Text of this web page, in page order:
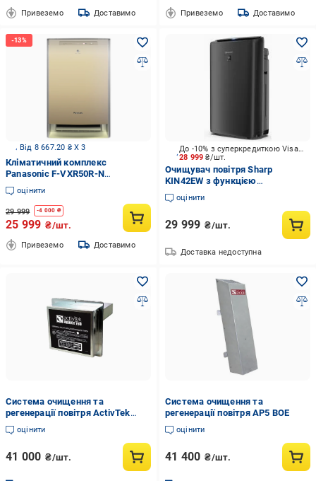
Привеземо Доставимо Привеземо Доставимо
Від 8 667.20 ₴ X 3
Кліматичний комплекс
Panasonic F-VXR50R-N
(22874271)
оцінити
29 999 -4 000 ₴
25 999 ₴/шт.
Привеземо Доставимо
28 999₴/шт.
До -10% з суперкредиткою Visa Вигода
Очищувач повітря Sharp
KIN42EW з функцією
зволоження KIN42EH
оцінити
29 999 ₴/шт.
Доставка недоступна
Система очищення та
регенерації повітря ActivTek
INDUCT 750
оцінити
41 000 ₴/шт.
Система очищення та
регенерації повітря AP5 BOE
оцінити
41 400 ₴/шт.